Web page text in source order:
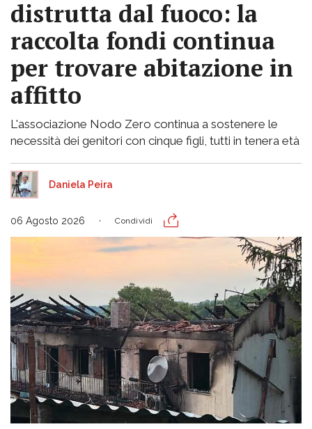
distrutta dal fuoco: la
raccolta fondi continua
per trovare abitazione in
affitto
L'associazione Nodo Zero continua a sostenere le
necessità dei genitori con cinque figli, tutti in tenera età
Daniela Peira
06 Agosto 2026 Condividi